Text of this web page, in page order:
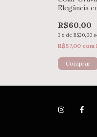
Elegância
R$60,00
3 x de R$20,00
R$57,00 com